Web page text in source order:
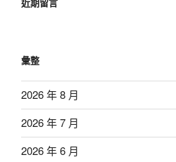
彙整
2026 年 8 月
2026 年 7 月
2026 年 6 月